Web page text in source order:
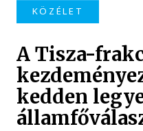
KÖZÉLET
A Tisza-
kedden